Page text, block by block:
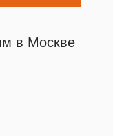
в Москве